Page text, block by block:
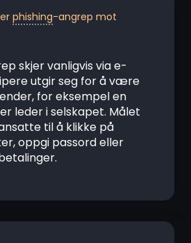
phishing-angrep mot
skjer vanligvis via e-
utgir seg for å være
for eksempel en
leder i selskapet. Målet
til å klikke på
oppgi passord eller